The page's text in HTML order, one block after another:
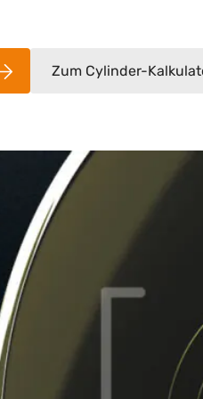
Zum Cylinder-